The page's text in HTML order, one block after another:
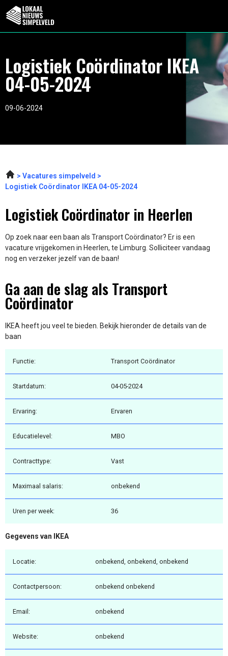
Logistiek Coördinator IKEA
04-05-2024
09-06-2024
Vacatures simpelveld
Logistiek Coördinator IKEA 04-05-2024
Logistiek Coördinator in Heerlen
Op zoek naar een baan als Transport Coördinator? Er is een
vacature vrijgekomen in Heerlen, te Limburg. Solliciteer vandaag
nog en verzeker jezelf van de baan!
Ga aan de slag als Transport
Coördinator
IKEA heeft jou veel te bieden. Bekijk hieronder de details van de
baan
Functie: Transport Coördinator
Startdatum: 04-05-2024
Ervaring: Ervaren
Educatielevel: MBO
Contracttype: Vast
Maximaal salaris: onbekend
Uren per week: 36
Gegevens van IKEA
Locatie: onbekend, onbekend, onbekend
Contactpersoon: onbekend onbekend
Email: onbekend
Website: onbekend